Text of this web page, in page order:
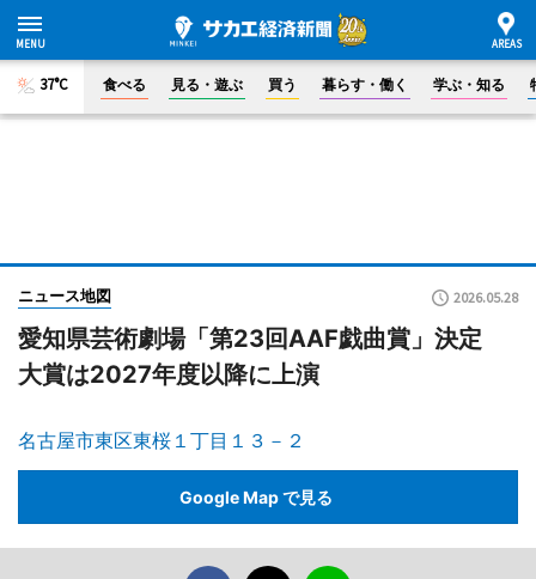
37°C 食べる 見る・遊ぶ 買う 暮らす・働く 学ぶ・知る
ニュース地図 2026.05.28
愛知県芸術劇場「第23回AAF戯曲賞」決定
大賞は2027年度以降に上演
名古屋市東区東桜１丁目１３－２
Google Map で見る